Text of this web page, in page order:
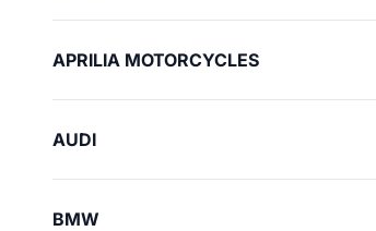
APRILIA MOTORCYCLES
AUDI
BMW